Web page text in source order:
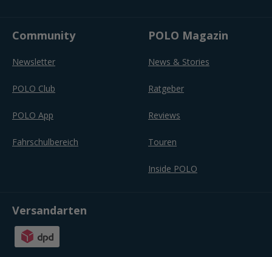
Community
Newsletter
POLO Club
POLO App
Fahrschulbereich
POLO Magazin
News & Stories
Ratgeber
Reviews
Touren
Inside POLO
Versandarten